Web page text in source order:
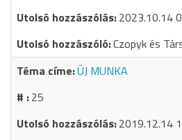
2023.10.14
Czopyk és
ÚJ MUNKA
25
2019.12.14